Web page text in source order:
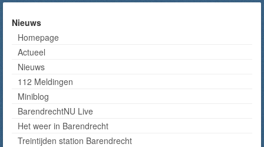
Nieuws
Homepage
Actueel
Nieuws
112 Meldingen
Miniblog
BarendrechtNU Live
Het weer in Barendrecht
Treintijden station Barendrecht